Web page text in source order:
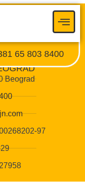
65 803 8400
Beograd
97